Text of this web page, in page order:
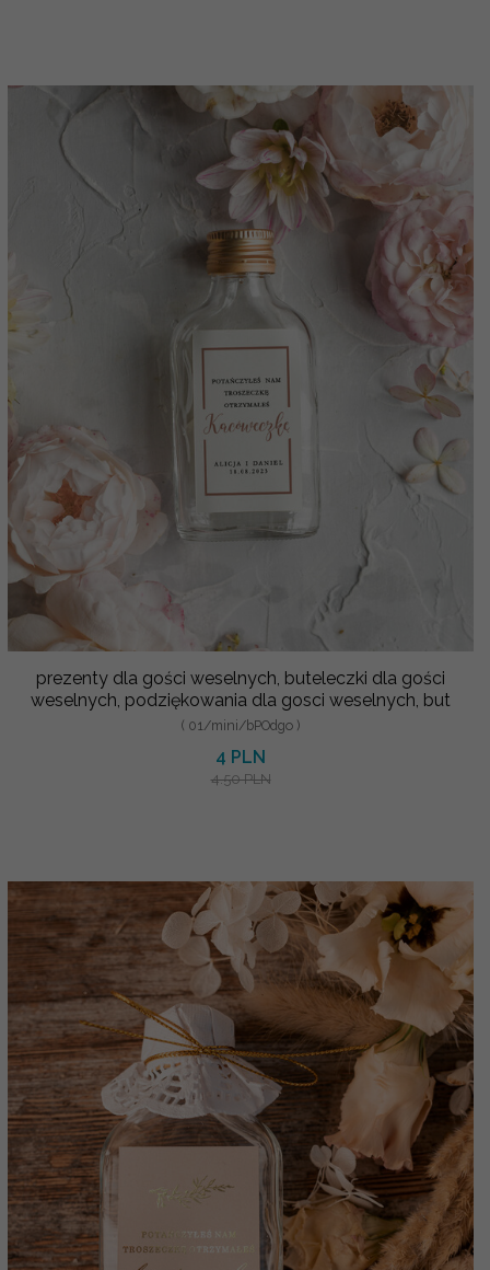
prezenty dla gości weselnych, buteleczki dla gości
weselnych, podziękowania dla gosci weselnych, but
( 01/mini/bPOdgo )
4 PLN
4.50 PLN